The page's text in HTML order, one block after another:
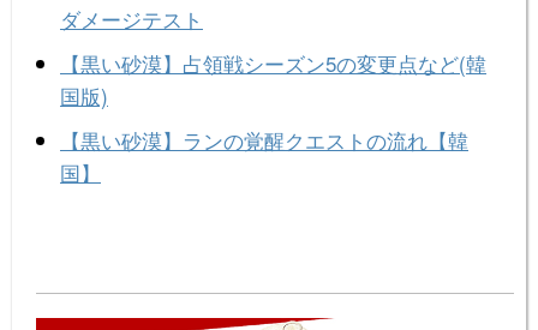
o k
ダメージテスト
【黒い砂漠】占領戦シーズン5の変更点など(韓
国版)
【黒い砂漠】ランの覚醒クエストの流れ【韓
国】